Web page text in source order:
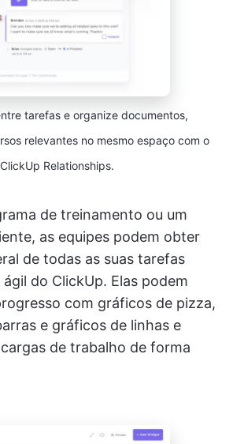
tarefas e organize documentos,
relevantes no mesmo espaço com o
ClickUp Relationships.
de treinamento ou um
as equipes podem obter
de todas as suas tarefas
do ClickUp. Elas podem
com gráficos de pizza,
e gráficos de linhas e
de trabalho de forma